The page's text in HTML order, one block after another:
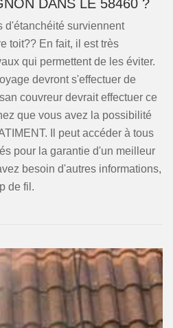
DANS LE 58460 ?
d'étanchéité surviennent
toit?? En fait, il est très
qui permettent de les éviter.
devront s'effectuer de
couvreur devrait effectuer ce
que vous avez la possibilité
Il peut accéder à tous
pour la garantie d'un meilleur
besoin d'autres informations,
de fil.